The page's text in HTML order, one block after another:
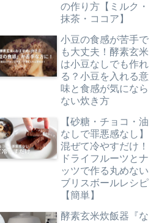
の作り方【ミルク・
抹茶・ココア】
小豆の食感が苦手で
も大丈夫！酵素玄米
は小豆なしでも作れ
る？小豆を入れる意
味と食感が気になら
ない炊き方
【砂糖・チョコ・油
なしで罪悪感なし】
混ぜて冷やすだけ！
ドライフルーツとナ
ッツで作る丸めない
ブリスボールレシピ
【簡単】
酵素玄米炊飯器『な